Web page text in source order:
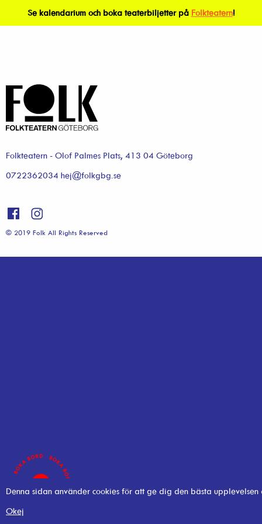
Se kalendarium och boka teaterbiljetter på Folkteatern!
Folkteatern - Olof Palmes Plats, 413 04 Göteborg
0722362034 hej@folkgbg.se
© 2019 Folk All Rights Reserved
Denna sidan använder cookies för att ge dig den bästa
Okej